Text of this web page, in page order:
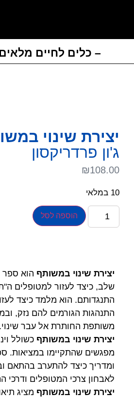
– כלים לחיים
יצירת שינוי
ג'ון פרדריקסון
₪108.00
10 במלאי
הוספה לסל
יצירת שינוי במשותף הוא
שלב, כיצד לעזור למטופלים
התנגדותם. הוא מלמד כיצד
התנהגות הגורמים להם נזק,
משותפת החותרת אל עבר שינוי.
יצירת שינוי במשותף כשולל
מפגשים שהתקיימו במציאות.
ומדריך כיצד להתערב בהתאם
לאבחון צרכי המטופלים ודרכי
יצירת שינוי במשותף מציג